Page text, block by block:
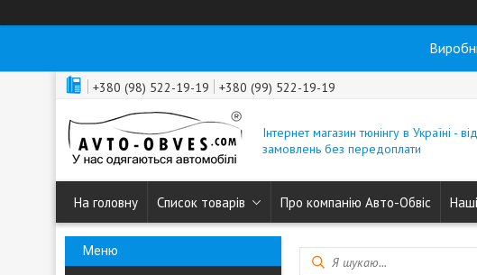
+380 (98) 522-19-19 +380 (99) 522-19-19
Інтернет магазин тюнінгу в Україні -
замовлень без передоплати
На головну Список товарів Про компанію Авто-Обвіс